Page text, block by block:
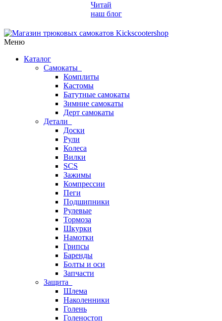
Читай
наш блог
Меню
Каталог
Самокаты
Комплиты
Кастомы
Батутные самокаты
Зимние самокаты
Дерт самокаты
Детали
Доски
Рули
Колеса
Вилки
SCS
Зажимы
Компрессии
Пеги
Подшипники
Рулевые
Тормоза
Шкурки
Намотки
Грипсы
Баренды
Болты и оси
Запчасти
Защита
Шлема
Наколенники
Голень
Голеностоп